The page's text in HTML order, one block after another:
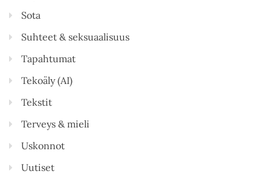
Sota
Suhteet & seksuaalisuus
Tapahtumat
Tekoäly (AI)
Tekstit
Terveys & mieli
Uskonnot
Uutiset